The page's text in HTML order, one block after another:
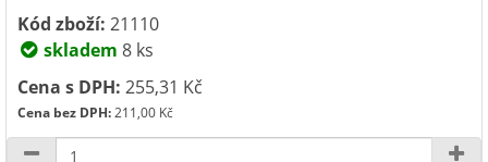
Kód zboží: 21110
skladem 8 ks
Cena s DPH: 255,31 Kč
Cena bez DPH:211,00 Kč